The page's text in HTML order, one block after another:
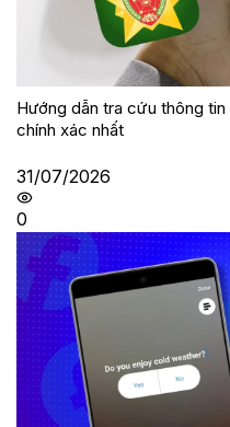
Hướng dẫn tra cứu thông
chính xác nhất
31/07/2026
0